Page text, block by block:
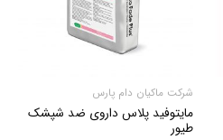
شرکت ماکیان دام پارس
مایتوفید پلاس داروی ضد شپشک
طیور